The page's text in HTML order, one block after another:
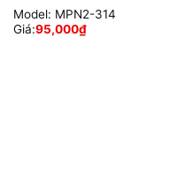
Model: MPN2-314
Giá:95,000₫